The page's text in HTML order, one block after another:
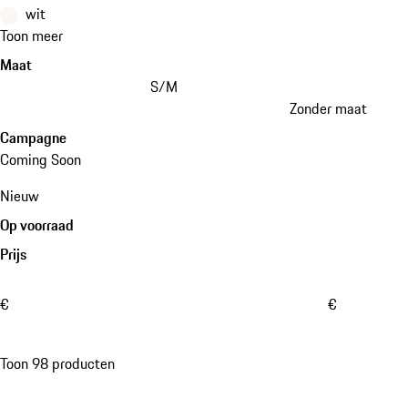
wit
Toon meer
Maat
S/M
Zonder maat
Campagne
Coming Soon
Nieuw
Op voorraad
Prijs
€ €
Toon 98 producten